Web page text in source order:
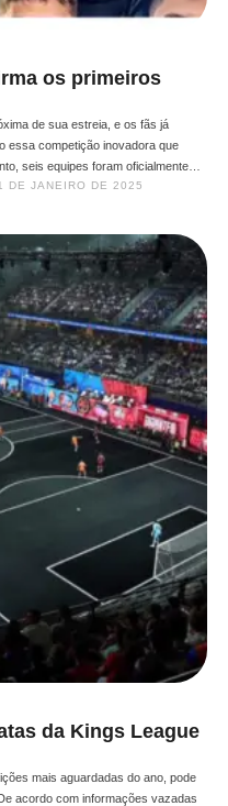
os primeiros
de sua estreia, e os fãs já
essa competição inovadora que
seis equipes foram oficialmente
gamer, esportivo e digital. Confira os
DE JANEIRO DE 2025
da Kings League
mais aguardadas do ano, pode
acordo com informações vazadas